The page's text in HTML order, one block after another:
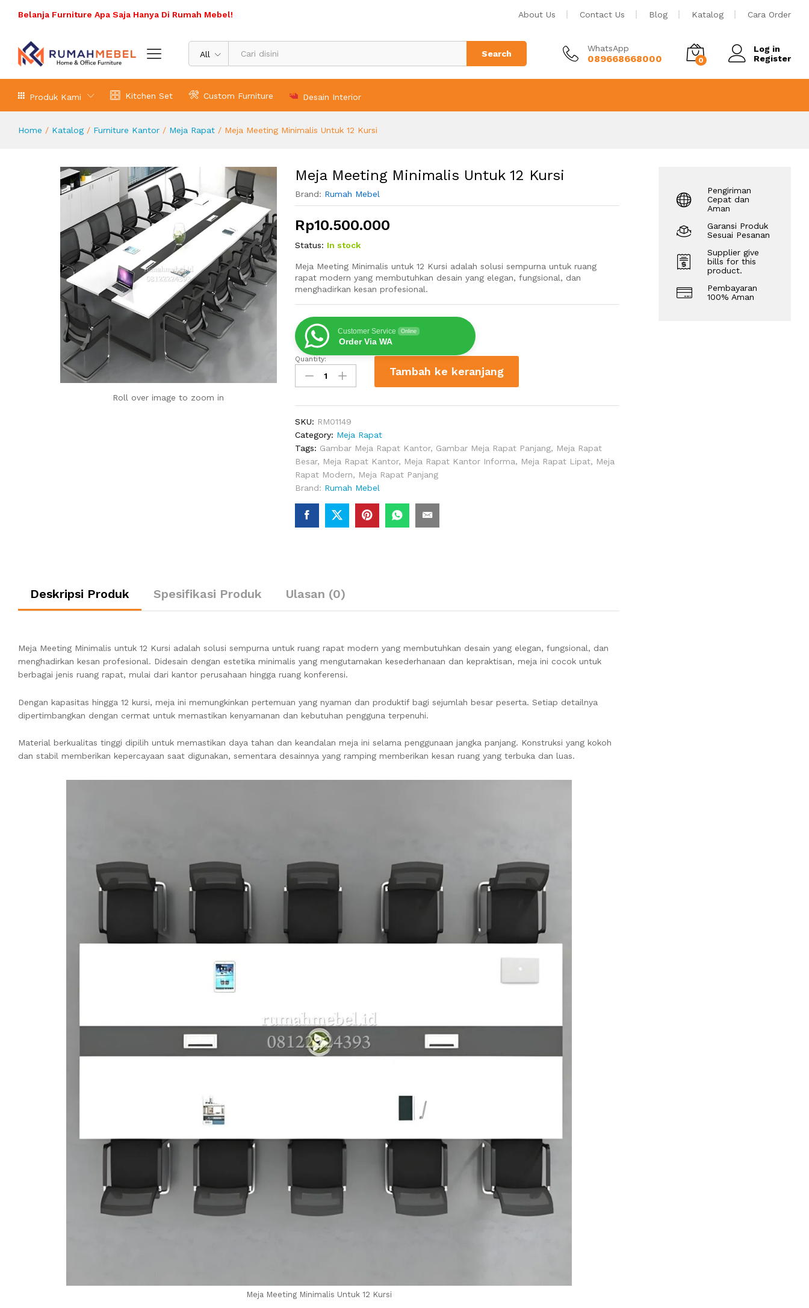
Belanja Furniture Apa Saja Hanya Di Rumah Mebel! About Us Contact Us Blog Katalog Cara Order
All Search
WhatsApp
089668668000 0
Log in
Register
Produk Kami Kitchen Set Custom Furniture Desain Interior
Home / Katalog / Furniture Kantor / Meja Rapat / Meja Meeting Minimalis Untuk 12 Kursi
Roll over image to zoom in
Meja Meeting Minimalis Untuk 12 Kursi
Brand: Rumah Mebel
Rp10.500.000
Status: In stock
Meja Meeting Minimalis untuk 12 Kursi adalah solusi sempurna untuk ruang
rapat modern yang membutuhkan desain yang elegan, fungsional, dan
menghadirkan kesan profesional.
Customer Service Online
Order Via WA
Meja
Meeting
Minimalis
Kursi
quantity
Quantity:
Tambah ke keranjang
SKU: RM01149
Category: Meja Rapat
Tags: Gambar Meja Rapat Kantor, Gambar Meja Rapat Panjang, Meja Rapat
Besar, Meja Rapat Kantor, Meja Rapat Kantor Informa, Meja Rapat Lipat, Meja
Rapat Modern, Meja Rapat Panjang
Brand: Rumah Mebel
Deskripsi Produk Spesifikasi Produk Ulasan (0)
Meja Meeting Minimalis untuk 12 Kursi adalah solusi sempurna untuk ruang rapat modern yang membutuhkan desain yang elegan, fungsional, dan
menghadirkan kesan profesional. Didesain dengan estetika minimalis yang mengutamakan kesederhanaan dan kepraktisan, meja ini cocok untuk
berbagai jenis ruang rapat, mulai dari kantor perusahaan hingga ruang konferensi.
Dengan kapasitas hingga 12 kursi, meja ini memungkinkan pertemuan yang nyaman dan produktif bagi sejumlah besar peserta. Setiap detailnya
dipertimbangkan dengan cermat untuk memastikan kenyamanan dan kebutuhan pengguna terpenuhi.
Material berkualitas tinggi dipilih untuk memastikan daya tahan dan keandalan meja ini selama penggunaan jangka panjang. Konstruksi yang kokoh
dan stabil memberikan kepercayaan saat digunakan, sementara desainnya yang ramping memberikan kesan ruang yang terbuka dan luas.
Meja Meeting Minimalis Untuk 12 Kursi
Pengiriman
Cepat dan
Aman
Garansi Produk
Sesuai Pesanan
Supplier give
bills for this
product.
Pembayaran
100% Aman
Deskripsi Produk Spesifikasi Produk
Rp 10.500.000 Tambah ke keranjang